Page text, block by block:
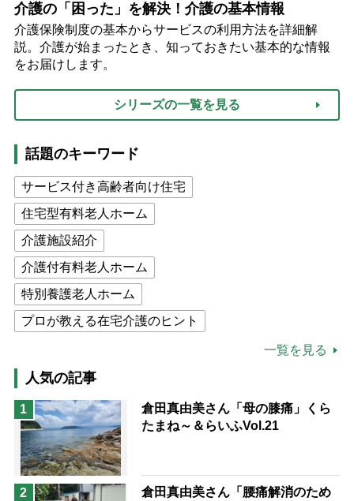
介護の「困った」を解決！介護の基本情報
介護保険制度の基本からサービスの利用方法を詳細解
説。介護が始まったとき、知っておきたい基本的な情報
をお届けします。
シリーズの一覧を見る
話題のキーワード
サービス付き高齢者向け住宅
住宅型有料老人ホーム
介護施設紹介
介護付有料老人ホーム
特別養護老人ホーム
プロが教える在宅介護のヒント
高木ブー
ケアマネジャー
猫が母になつきません
息子の遠距離介護サバイバル術
兄がボケました
予防法
一覧を見る
人気の記事
1
倉田真由美さん「母の膝痛」くら
たまね～＆らいふVol.21
2
倉田真由美さん「腰痛解消のため